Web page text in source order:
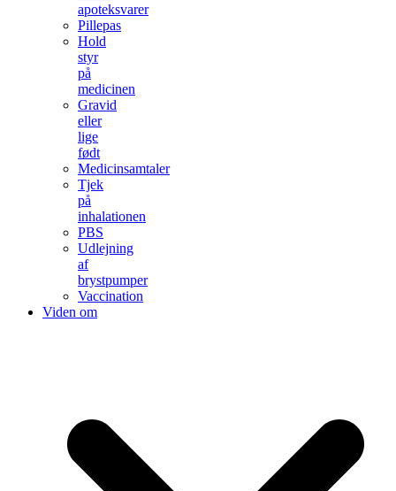
apoteksvarer
Pillepas
Hold
styr
på
medicinen
Gravid
eller
lige
født
Medicinsamtaler
Tjek
på
inhalationen
PBS
Udlejning
af
brystpumper
Vaccination
Viden om